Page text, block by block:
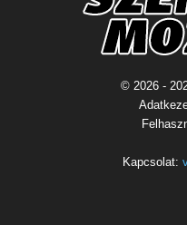
© 2026 -
Kapcsolat: